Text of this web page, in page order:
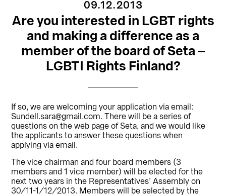
09.12.2013
Are you interested in LGBT rights
and making a difference as a
member of the board of Seta –
LGBTI Rights Finland?
If so, we are welcoming your application via email:
Sundell.sara@gmail.com. There will be a series of
questions on the web page of Seta, and we would like
the applicants to answer these questions when
applying via email.
The vice chairman and four board members (3
members and 1 vice member) will be elected for the
next two years in the Representatives’ Assembly on
30/11-1/12/2013. Members will be selected by the